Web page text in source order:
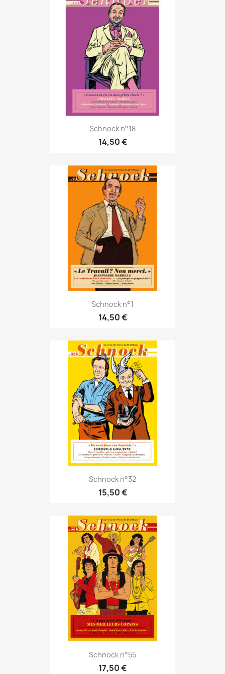
Schnock n°18
14,50 €
Schnock n°1
14,50 €
Schnock n°32
15,50 €
Schnock n°55
17,50 €